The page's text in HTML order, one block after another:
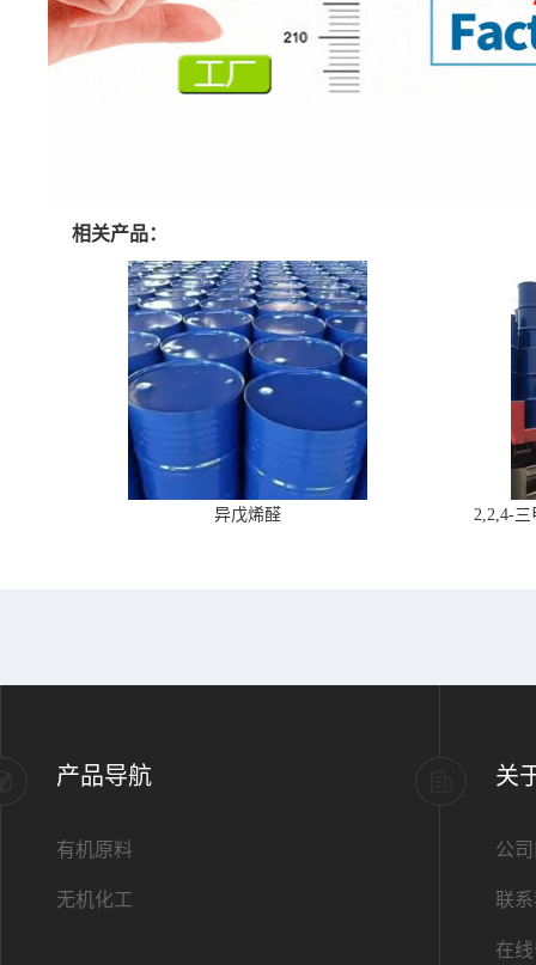
相关产品：
异戊烯醛 2,2,4-
产品导航
有机原料
无机化工
关
公
联
在